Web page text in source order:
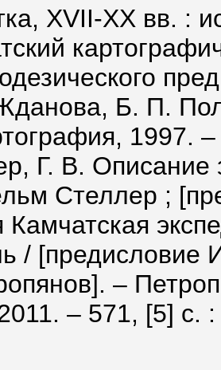
ХVII-ХХ вв. :
Б. П.
1997.
Г. В. Описание
Стеллер ;
Камчатская
/ [предисловие
–
– 571, [5] с.